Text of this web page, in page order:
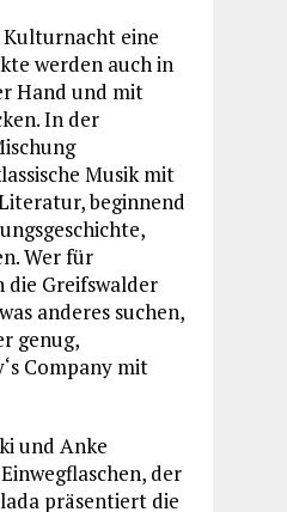
eine
werden auch in
Hand und mit
In der
Musik mit
beginnend
Wer für
die Greifswalder
anderes suchen,
genug,
Company mit
und Anke
der
präsentiert die